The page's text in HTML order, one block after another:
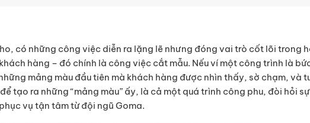
có những công việc diễn ra lặng lẽ nhưng đóng vai trò cốt lõi trong
hàng – đó chính là công việc cắt mẫu. Nếu ví một công trình là
mảng màu đầu tiên mà khách hàng được nhìn thấy, sờ chạm, và
tạo ra những “mảng màu” ấy, là cả một quá trình công phu, đòi hỏi sự
vụ tận tâm từ đội ngũ Goma.